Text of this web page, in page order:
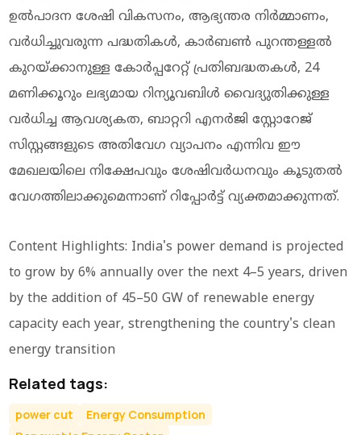
ഉല്‍പാദന ശേഷി വികസനം, ആഭ്യന്തര നിര്‍മ്മാണം,
വര്‍ധിച്ചുവരുന്ന പദ്ധതികള്‍, കാര്‍ബണ്‍ പുറന്തള്ളല്‍
കുറയ്ക്കാനുള്ള കോര്‍പ്പറേറ്റ് പ്രതിബദ്ധതകള്‍, 24
മണിക്കൂറും ലഭ്യമായ റിന്യൂവബിള്‍ വൈദ്യുതിക്കുള്ള
വര്‍ധിച്ച ആവശ്യകത, ബാറ്ററി എനര്‍ജി സ്റ്റോറേജ്
സിസ്റ്റങ്ങളുടെ അതിവേഗ വ്യാപനം എന്നിവ ഈ
മേഖലയിലെ നിക്ഷേപവും ശേഷിവര്‍ധനവും കൂടുതല്‍
വേഗത്തിലാക്കുമെന്നാണ് റിപ്പോര്‍ട്ട് വ്യക്തമാക്കുന്നത്.
Content Highlights: India's power demand is projected
to grow by 6% annually over the next 4–5 years, driven
by the addition of 45–50 GW of renewable energy
capacity each year, strengthening the country's clean
energy transition
Related tags:
power cut
Energy Consumption